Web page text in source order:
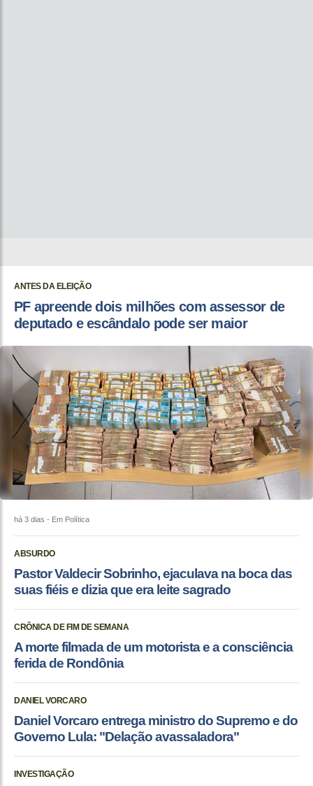
ANTES DA ELEIÇÃO
PF apreende dois milhões com assessor de
deputado e escândalo pode ser maior
há 3 dias - Em Política
ABSURDO
Pastor Valdecir Sobrinho, ejaculava na boca das
suas fiéis e dizia que era leite sagrado
CRÔNICA DE FIM DE SEMANA
A morte filmada de um motorista e a consciência
ferida de Rondônia
DANIEL VORCARO
Daniel Vorcaro entrega ministro do Supremo e do
Governo Lula: "Delação avassaladora"
INVESTIGAÇÃO